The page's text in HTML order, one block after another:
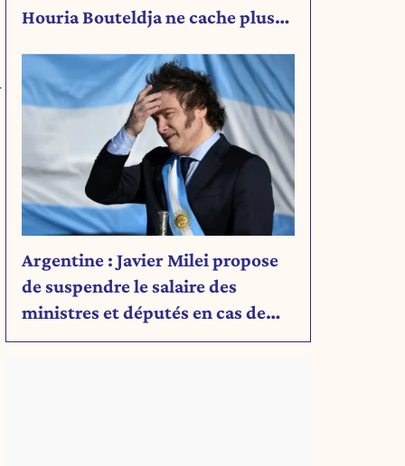
Houria Bouteldja ne cache plus
Argentine : Javier Milei propose
de suspendre le salaire des
ministres et députés en cas de
déficit budgétaire